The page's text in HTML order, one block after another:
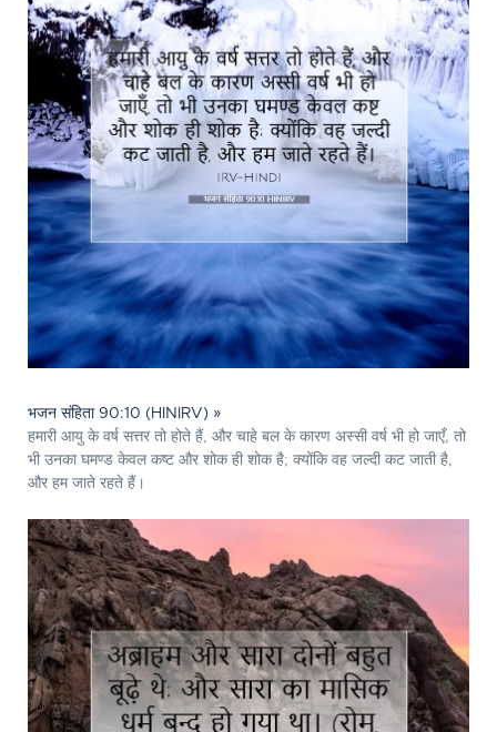
भजन संहिता 90:10 (HINIRV) »
हमारी आयु के वर्ष सत्तर तो होते हैं, और चाहे बल के कारण अस्सी वर्ष भी हो जाएँ, तो
भी उनका घमण्ड केवल कष्ट और शोक ही शोक है; क्योंकि वह जल्दी कट जाती है,
और हम जाते रहते हैं।